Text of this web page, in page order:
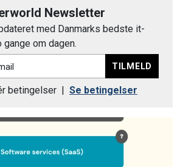
Newsletter
med Danmarks bedste it-
om dagen.
TILMELD
betingelser Se betingelser